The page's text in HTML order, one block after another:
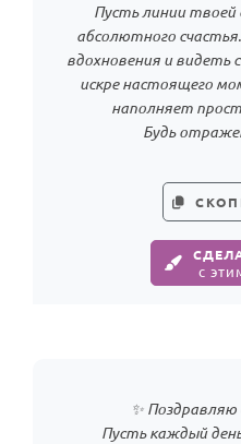
Пусть линии твоей
абсолютного
вдохновения и видеть
искре настоящего
наполняет
Будь
с
✨ Поздравляю
Пусть каждый